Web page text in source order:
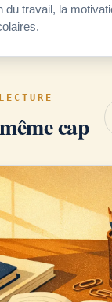
du travail, la
cap